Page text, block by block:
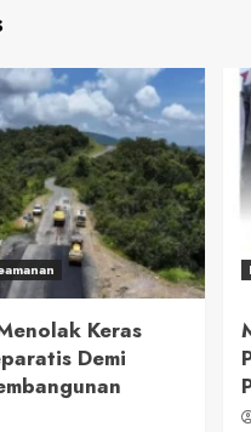
Keras
Demi